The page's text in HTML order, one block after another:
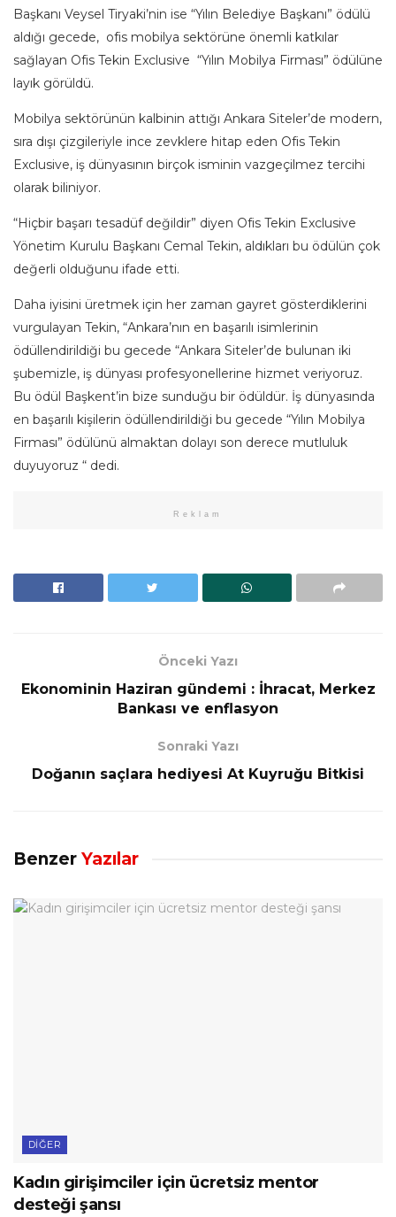
Başkanı Veysel Tiryaki’nin ise “Yılın Belediye Başkanı” ödülü
aldığı gecede, ofis mobilya sektörüne önemli katkılar
sağlayan Ofis Tekin Exclusive “Yılın Mobilya Firması” ödülüne
layık görüldü.
Mobilya sektörünün kalbinin attığı Ankara Siteler’de modern,
sıra dışı çizgileriyle ince zevklere hitap eden Ofis Tekin
Exclusive, iş dünyasının birçok isminin vazgeçilmez tercihi
olarak biliniyor.
“Hiçbir başarı tesadüf değildir” diyen Ofis Tekin Exclusive
Yönetim Kurulu Başkanı Cemal Tekin, aldıkları bu ödülün çok
değerli olduğunu ifade etti.
Daha iyisini üretmek için her zaman gayret gösterdiklerini
vurgulayan Tekin, “Ankara’nın en başarılı isimlerinin
ödüllendirildiği bu gecede “Ankara Siteler’de bulunan iki
şubemizle, iş dünyası profesyonellerine hizmet veriyoruz.
Bu ödül Başkent’in bize sunduğu bir ödüldür. İş dünyasında
en başarılı kişilerin ödüllendirildiği bu gecede “Yılın Mobilya
Firması” ödülünü almaktan dolayı son derece mutluluk
duyuyoruz “ dedi.
Reklam
Önceki Yazı
Ekonominin Haziran gündemi : İhracat, Merkez
Bankası ve enflasyon
Sonraki Yazı
Doğanın saçlara hediyesi At Kuyruğu Bitkisi
Benzer Yazılar
DIĞER
Kadın girişimciler için ücretsiz mentor
desteği şansı